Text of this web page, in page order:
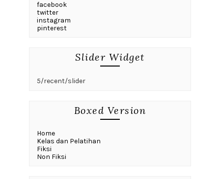
facebook
twitter
instagram
pinterest
Slider Widget
5/recent/slider
Boxed Version
Home
Kelas dan Pelatihan
Fiksi
Non Fiksi